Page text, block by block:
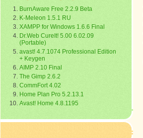
BurnAware Free 2.2.9 Beta
K-Meleon 1.5.1 RU
XAMPP for Windows 1.6.6 Final
Dr.Web CureIt! 5.00 6.02.09
(Portable)
avast! 4.7.1074 Professional Edition
+ Keygen
AIMP 2.10 Final
The Gimp 2.6.2
CommFort 4.02
Home Plan Pro 5.2.13.1
Avast! Home 4.8.1195